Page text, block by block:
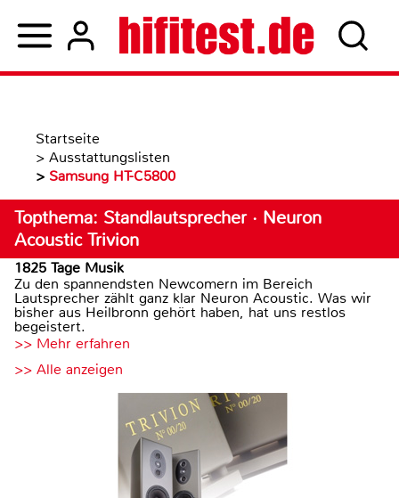
Startseite
> Ausstattungslisten
> Samsung HT-C5800
Topthema: Standlautsprecher · Neuron
Acoustic Trivion
1825 Tage Musik
Zu den spannendsten Newcomern im Bereich
Lautsprecher zählt ganz klar Neuron Acoustic. Was wir
bisher aus Heilbronn gehört haben, hat uns restlos
begeistert.
>> Mehr erfahren
>> Alle anzeigen